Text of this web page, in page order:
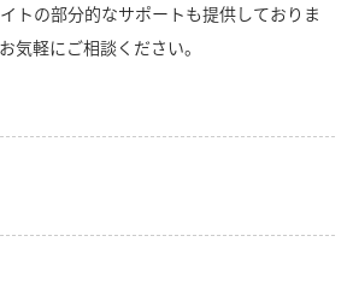
トの部分的なサポートも提供しておりま
気軽にご相談ください。